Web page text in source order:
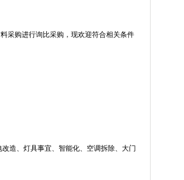
采购进行询比采购，现欢迎符合相关条件
改造、灯具事宜、智能化、空调拆除、大门